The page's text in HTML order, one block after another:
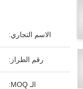
الاسم التجاري:
رقم الطراز:
الـ MOQ: